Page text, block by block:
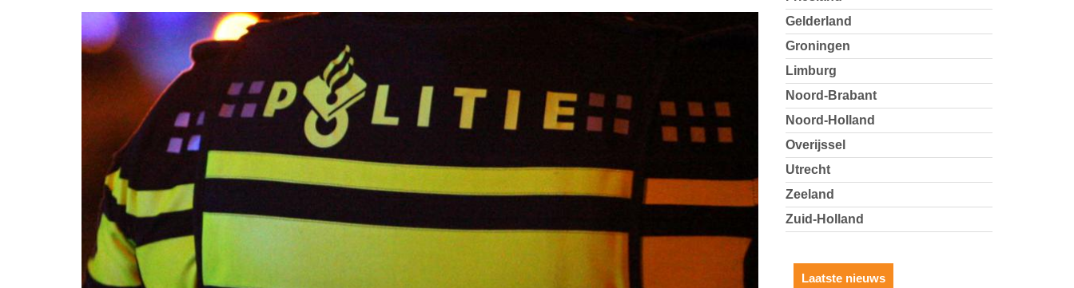
Gelderland
Groningen
Limburg
Noord-Brabant
Noord-Holland
Overijssel
Utrecht
Zeeland
Zuid-Holland
Laatste nieuws